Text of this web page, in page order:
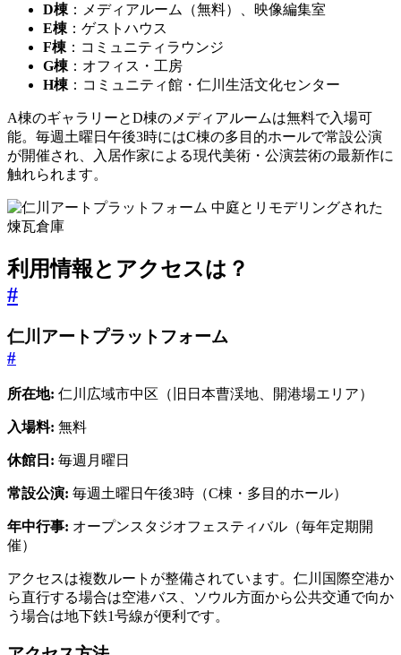
D棟 ：メディアルーム（無料）、映像編集室
E棟 ：ゲストハウス
F棟 ：コミュニティラウンジ
G棟 ：オフィス・工房
H棟 ：コミュニティ館・仁川生活文化センター
A棟のギャラリーとD棟のメディアルームは無料で入場可
能。毎週土曜日午後3時にはC棟の多目的ホールで常設公演
が開催され、入居作家による現代美術・公演芸術の最新作に
触れられます。
利用情報とアクセスは？
#
仁川アートプラットフォーム
#
所在地: 仁川広域市中区（旧日本曹渓地、開港場エリア）
入場料: 無料
休館日: 毎週月曜日
常設公演: 毎週土曜日午後3時（C棟・多目的ホール）
年中行事: オープンスタジオフェスティバル（毎年定期開
催）
アクセスは複数ルートが整備されています。仁川国際空港か
ら直行する場合は空港バス、ソウル方面から公共交通で向か
う場合は地下鉄1号線が便利です。